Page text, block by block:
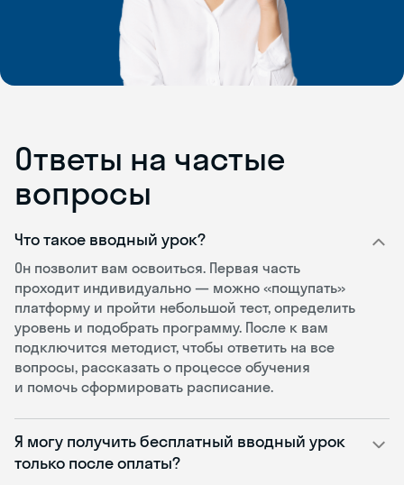
Ответы на частые
вопросы
Что такое вводный урок?
Он позволит вам освоиться. Первая часть
проходит индивидуально — можно «пощупать»
платформу и пройти небольшой тест, определить
уровень и подобрать программу. После к вам
подключится методист, чтобы ответить на все
вопросы, рассказать о процессе обучения
и помочь сформировать расписание.
Я могу получить бесплатный вводный урок
только после оплаты?